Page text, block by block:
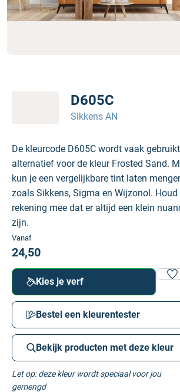
D605C
Sikkens AN
De kleurcode D605C wordt vaak
alternatief voor de kleur Frosted Sand.
kun je een vergelijkbare tint laten
zoals Sikkens, Sigma en Wijzonol. Houd
rekening mee dat er altijd een klein
zijn.
Vanaf
24,50
Kies je verf
Bestel een kleurentester
Bekijk producten met deze kleur
Let op: deze kleur wordt speciaal voor jou
gemengd